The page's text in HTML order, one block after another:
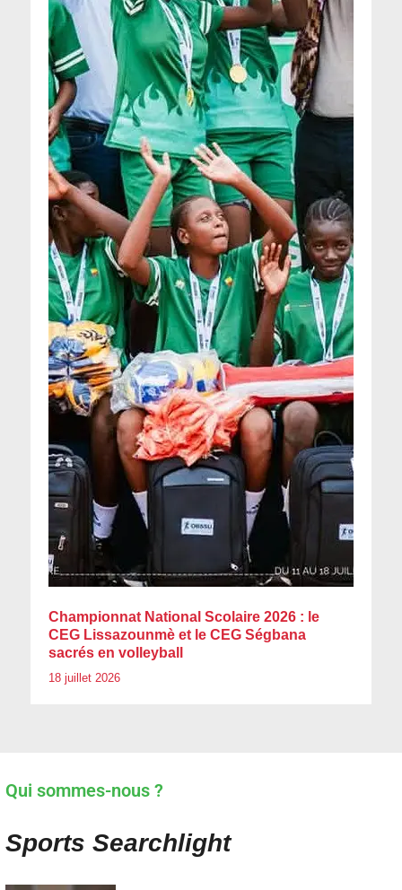
Championnat National Scolaire 2026 : le
CEG Lissazounmè et le CEG Ségbana
sacrés en volleyball
18 juillet 2026
Qui sommes-nous ?
Sports Searchlight